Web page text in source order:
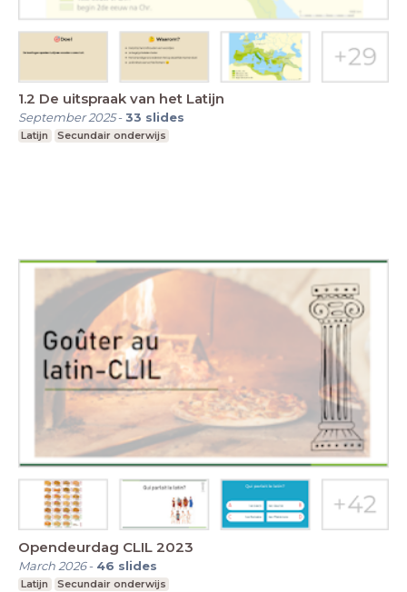
1.2 De uitspraak van het Latijn
September 2025-33 slides
Latijn Secundair onderwijs
Opendeurdag CLIL 2023
March 2026- 46 slides
Latijn Secundair onderwijs